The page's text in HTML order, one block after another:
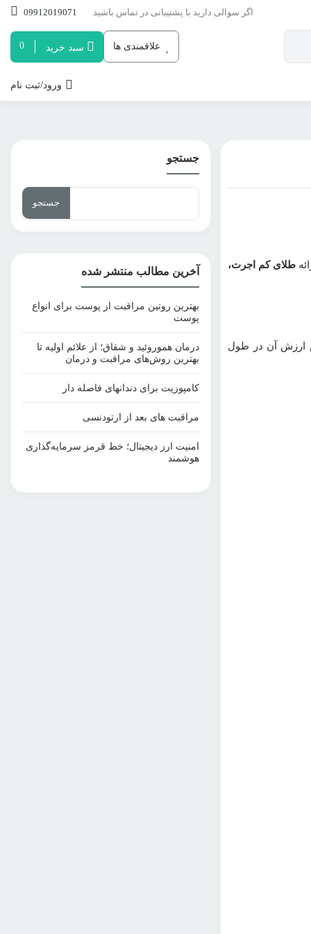
اگر سوالی دارید با پشتیبانی در تماس باشید 09912019071
علاقمندی ها سبد خرید 0
ورود/ثبت نام
طلای کم اجرت،
ارزش آن در طول
جستجو
جستجو
آخرین مطالب منتشر شده
بهترین روتین مراقبت از پوست برای انواع
پوست
درمان هموروئید و شقاق؛ از علائم اولیه تا
بهترین روش‌های مراقبت و درمان
کامپوزیت برای دندانهای فاصله دار
مراقبت‌ های بعد از ارتودنسی
امنیت ارز دیجیتال؛ خط قرمز سرمایه‌گذاری
هوشمند